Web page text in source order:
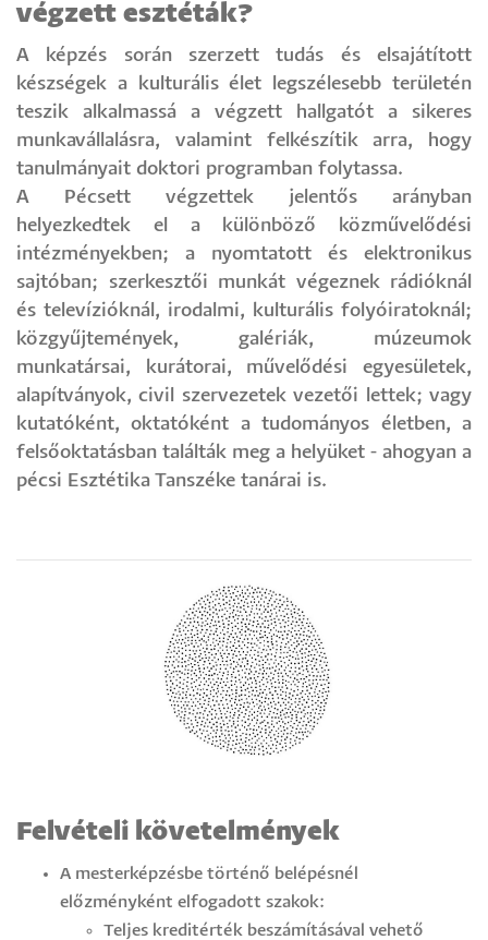
végzett esztéták?
A képzés során szerzett tudás és elsajátított
készségek a kulturális élet legszélesebb területén
teszik alkalmassá a végzett hallgatót a sikeres
munkavállalásra, valamint felkészítik arra, hogy
tanulmányait doktori programban folytassa.
A Pécsett végzettek jelentős arányban
helyezkedtek el a különböző közművelődési
intézményekben; a nyomtatott és elektronikus
sajtóban; szerkesztői munkát végeznek rádióknál
és televízióknál, irodalmi, kulturális folyóiratoknál;
közgyűjtemények, galériák, múzeumok
munkatársai, kurátorai, művelődési egyesületek,
alapítványok, civil szervezetek vezetői lettek; vagy
kutatóként, oktatóként a tudományos életben, a
felsőoktatásban találták meg a helyüket - ahogyan a
pécsi Esztétika Tanszéke tanárai is.
Felvételi követelmények
A mesterképzésbe történő belépésnél
előzményként elfogadott szakok:
Teljes kreditérték beszámításával vehető